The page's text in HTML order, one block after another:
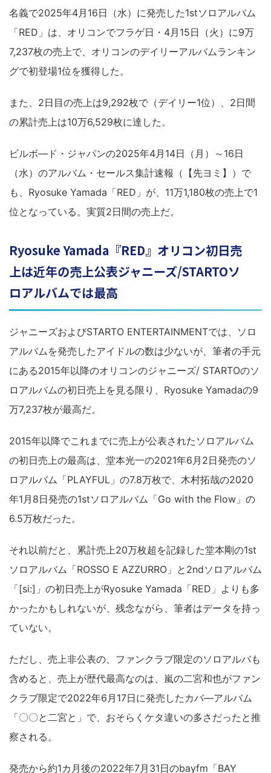
名義で2025年4月16日（水）に発売した1stソロアルバム
「RED」は、オリコンでフラゲ日・4月15日（火）に9万
7,237枚の売上で、オリコンのデイリーアルバムランキン
グで初登場1位を獲得した。
また、2日目の売上は9,292枚で（デイリー1位）、2日間
の累計売上は10万6,529枚に達した。
ビルボ―ド・ジャパンの2025年4月14日（月）～16日
（水）のアルバム・セールス集計速報（【先ヨミ】）で
も、Ryosuke Yamada「RED」が、11万1,180枚の売上で1
位となっている。実質2日間の売上だ。
Ryosuke Yamada『RED』オリコン初日売
上は近年の売上公表ジャニーズ/STARTOソ
ロアルバムでは最高
ジャニーズおよびSTARTO ENTERTAINMENTでは、ソロ
アルバムを発売したアイドルの数は少ないが、筆者の手元
にある2015年以降のオリコンのジャニーズ/ STARTOのソ
ロアルバムの初日売上を見る限り、Ryosuke Yamadaの9
万7,237枚が最高だ。
2015年以降でこれまでに売上が公表されたソロアルバム
の初日売上の最高は、堂本光一の2021年6月2日発売のソ
ロアルバム「PLAYFUL」の7.8万枚で、木村拓哉の2020
年1月8日発売の1stソロアルバム「Go with the Flow」の
6.5万枚だった。
それ以前だと、累計売上20万枚超を記録した堂本剛の1st
ソロアルバム「ROSSO E AZZURRO」と2ndソロアルバム
「[si:]」の初日売上がRyosuke Yamada「RED」よりも多
かったかもしれないが、残念ながら、筆者はデータを持っ
ていない。
ただし、売上非公表の、ファンクラブ限定のソロアルバも
含めると、売上が歴代最高なのは、嵐の二宮和也がファン
クラブ限定で2022年6月17日に発売したカバ―アルバム
「〇〇と二宮と」で、おそらくケタ違いの多さだったと推
察される。
発売から約1カ月後の2022年7月31日のbayfm「BAY